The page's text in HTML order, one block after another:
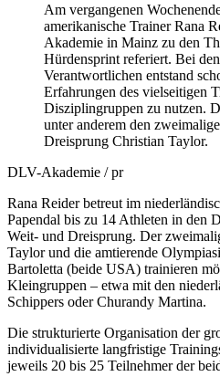
Am vergangenen
amerikanische Trainer Rana
Akademie in Mainz zu den
Hürdensprint referiert. Bei
Verantwortlichen entstand
Erfahrungen des vielseitigen
Disziplingruppen zu nutzen.
unter anderem den
Dreisprung Christian Taylor.
DLV-Akademie / pr
Rana Reider betreut im
Papendal bis zu 14 Athleten in den
Weit- und Dreisprung. Der
Taylor und die amtierende
Bartoletta (beide USA) trainieren
Kleingruppen – etwa mit den
Schippers oder Churandy Martina.
Die strukturierte Organisation der
individualisierte langfristige
jeweils 20 bis 25 Teilnehmer der